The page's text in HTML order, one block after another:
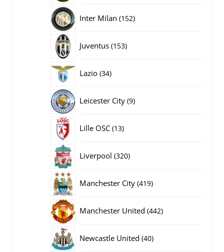
Inter Milan 152152
Juventus 153153
Lazio 3434
Leicester City 99
Lille OSC 1313
Liverpool 320320
Manchester City 419419
Manchester United 442442
Newcastle United 4040